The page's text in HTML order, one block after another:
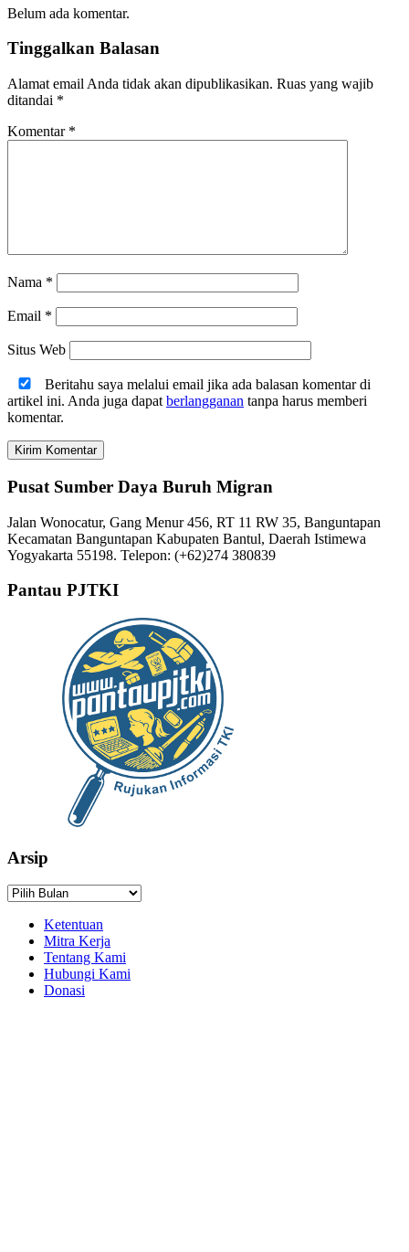
Belum ada komentar.
Tinggalkan Balasan
Alamat email Anda tidak akan dipublikasikan. Ruas yang wajib
ditandai *
Komentar *
Nama *
Email *
Situs Web
Beritahu saya melalui email jika ada balasan komentar di
artikel ini. Anda juga dapat berlangganan tanpa harus memberi
komentar.
Pusat Sumber Daya Buruh Migran
Jalan Wonocatur, Gang Menur 456, RT 11 RW 35, Banguntapan
Kecamatan Banguntapan Kabupaten Bantul, Daerah Istimewa
Yogyakarta 55198. Telepon: (+62)274 380839
Pantau PJTKI
Arsip
Arsip
Ketentuan
Mitra Kerja
Tentang Kami
Hubungi Kami
Donasi